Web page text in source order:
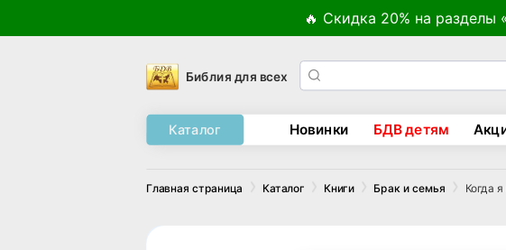
🔥 Скидка 20% на
Библия для всех
Каталог Новинки БДВ детям
Главная страница Каталог Книги Брак и семья Когда